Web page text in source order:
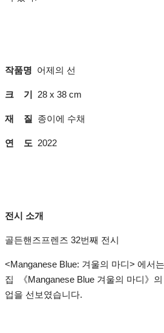
작품명 어제의 선
크 기 28 x 38 cm
재 질 종이에 수채
연 도 2022
전시 소개
골든핸즈프렌즈 32번째 전시
<Manganese Blue: 겨울의 마디> 에서
집 《Manganese Blue 겨울의 마디》
업을 선보였습니다.